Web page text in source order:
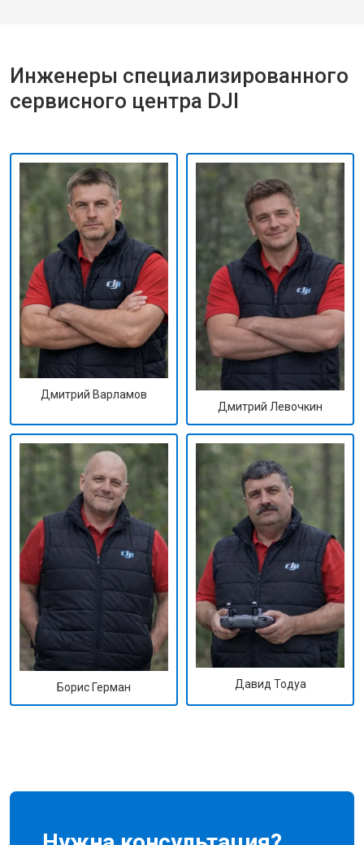
Инженеры специализированного
сервисного центра DJI
Дмитрий Варламов
Дмитрий Левочкин
Борис Герман Давид Тодуа